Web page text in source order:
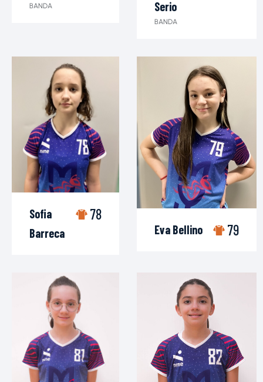
BANDA
Serio
BANDA
Sofia
Barreca
78
Eva Bellino 79